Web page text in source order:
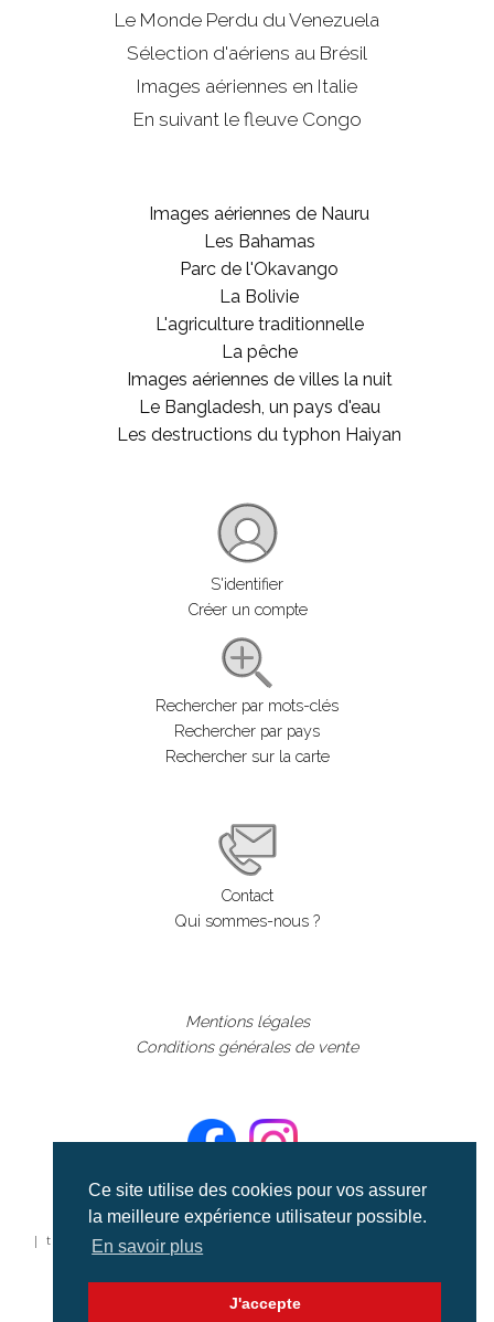
Ce site utilise des cookies pour vos assurer
la meilleure expérience utilisateur possible.
En savoir plus
J'accepte
Le Monde Perdu du Venezuela
Sélection d'aériens au Brésil
Images aériennes en Italie
En suivant le fleuve Congo
Images aériennes de Nauru
Les Bahamas
Parc de l'Okavango
La Bolivie
L'agriculture traditionnelle
La pêche
Images aériennes de villes la nuit
Le Bangladesh, un pays d'eau
Les destructions du typhon Haiyan
S'identifier
Créer un compte
Rechercher par mots-clés
Rechercher par pays
Rechercher sur la carte
Contact
Qui sommes-nous ?
Mentions légales
Conditions générales de vente
©aerialcollection marque déposée 2024
| tous droits réservés | aerialcollection.fr banque d'images
aériennes et documentaires video et cinéma |